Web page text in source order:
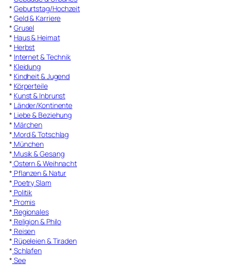
* Geburtstag/Hochzeit
* Geld & Karriere
* Grusel
* Haus & Heimat
* Herbst
* Internet & Technik
* Kleidung
* Kindheit & Jugend
* Körperteile
* Kunst & Inbrunst
* Länder/Kontinente
* Liebe & Beziehung
* Märchen
* Mord & Totschlag
* München
* Musik & Gesang
* Ostern & Weihnacht
* Pflanzen & Natur
* Poetry Slam
* Politik
* Promis
* Regionales
* Religion & Philo
* Reisen
* Rüpeleien & Tiraden
* Schlafen
* See